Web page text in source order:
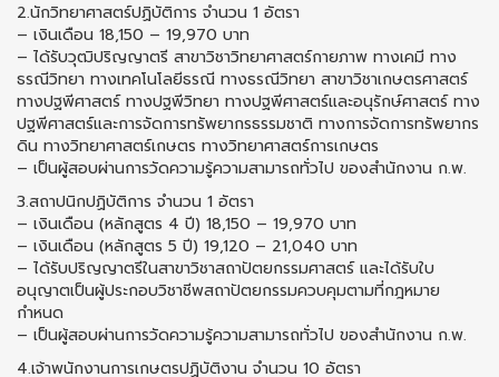
2.นักวิทยาศาสตร์ปฏิบัติการ จำนวน 1 อัตรา
– เงินเดือน 18,150 – 19,970 บาท
– ได้รับวุฒิปริญญาตรี สาขาวิชาวิทยาศาสตร์กายภาพ ทางเคมี ทาง
ธรณีวิทยา ทางเทคโนโลยีธรณี ทางธรณีวิทยา สาขาวิชาเกษตรศาสตร์
ทางปฐพีศาสตร์ ทางปฐพีวิทยา ทางปฐพีศาสตร์และอนุรักษ์ศาสตร์ ทาง
ปฐพีศาสตร์และการจัดการทรัพยากรธรรมชาติ ทางการจัดการทรัพยากร
ดิน ทางวิทยาศาสตร์เกษตร ทางวิทยาศาสตร์การเกษตร
– เป็นผู้สอบผ่านการวัดความรู้ความสามารถทั่วไป ของสำนักงาน ก.พ.
3.สถาปนิกปฏิบัติการ จำนวน 1 อัตรา
– เงินเดือน (หลักสูตร 4 ปี) 18,150 – 19,970 บาท
– เงินเดือน (หลักสูตร 5 ปี) 19,120 – 21,040 บาท
– ได้รับปริญญาตรีในสาขาวิชาสถาปัตยกรรมศาสตร์ และได้รับใบ
อนุญาตเป็นผู้ประกอบวิชาชีพสถาปัตยกรรมควบคุมตามที่กฎหมาย
กำหนด
– เป็นผู้สอบผ่านการวัดความรู้ความสามารถทั่วไป ของสำนักงาน ก.พ.
4.เจ้าพนักงานการเกษตรปฏิบัติงาน จำนวน 10 อัตรา